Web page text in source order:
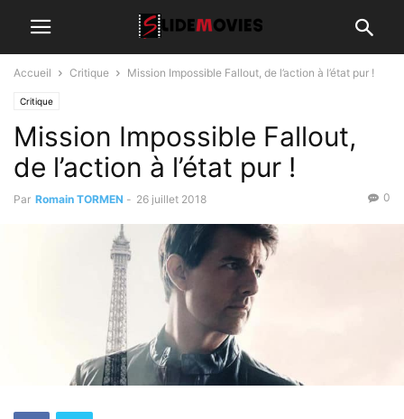
Accueil Critique Mission Impossible Fallout, de l’action à l’état pur !
Critique
Mission Impossible Fallout,
de l’action à l’état pur !
Par Romain TORMEN - 26 juillet 2018 0